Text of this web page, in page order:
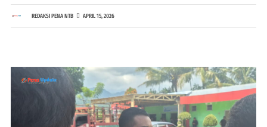
REDAKSI PENA NTB APRIL 15, 2026